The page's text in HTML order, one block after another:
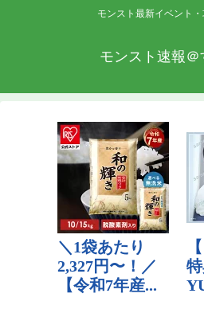
モンスト最新イベント
モンスト速報＠